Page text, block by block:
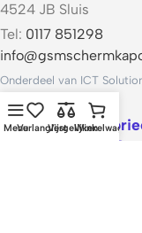
4524 JB Sluis
Tel: 0117 851298
Onderdeel van ICT
Handige links
Populaire
Voorwaarden &
MenuVerlanglijstVergelijkenWinkelwagen